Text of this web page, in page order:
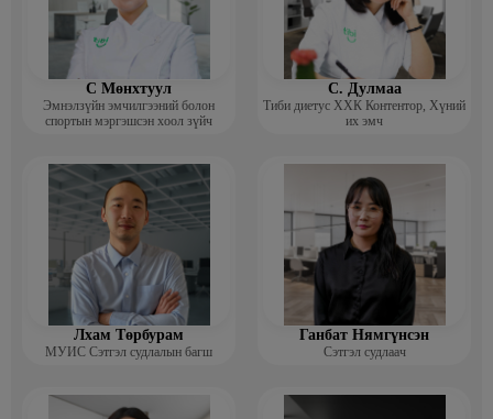
С Мөнхтуул
Эмнэлзүйн эмчилгээний болон
спортын мэргэшсэн хоол зүйч
С. Дулмаа
Тиби диетус ХХК Контентор, Хүний
их эмч
Лхам Төрбурам
МУИС Сэтгэл судлалын багш
Ганбат Нямгүнсэн
Сэтгэл судлаач